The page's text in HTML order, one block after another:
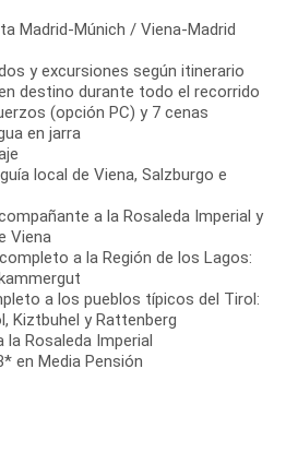
Madrid-Múnich / Viena-Madrid
y excursiones según itinerario
destino durante todo el recorrido
(opción PC) y 7 cenas
en jarra
local de Viena, Salzburgo e
a la Rosaleda Imperial y
Viena
a la Región de los Lagos:
a los pueblos típicos del Tirol:
Kiztbuhel y Rattenberg
la Rosaleda Imperial
en Media Pensión